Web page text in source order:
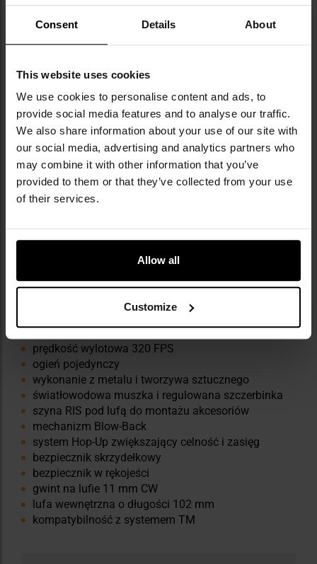
Consent Details About
This website uses cookies
We use cookies to personalise content and ads, to
provide social media features and to analyse our traffic.
We also share information about your use of our site with
our social media, advertising and analytics partners who
may combine it with other information that you’ve
provided to them or that they’ve collected from your use
of their services.
Allow all
Customize
dodatkowy cylinder
instrukcja
zapasowe zawory
zapasowe O-ringi
NAJWAŻNIEJSZE CECHY
prędkość wylotowa 320 FPS
ogień pojedynczy
wykonanie z metalu i tworzywa sztucznego
światłowodowa muszka i regulowana szczerbinka
szyna RIS pod lufą do montażu akcesoriów
mechanizm Blow-Back
system Hop-Up zwiększający celność i zasięg
bezpiecznik skrzydełkowy
bezpiecznik w rękojeści
gwint na lufie 11 mm CW
lufa wewnętrzna o długości 102 mm
kompatybilność z systemem TM